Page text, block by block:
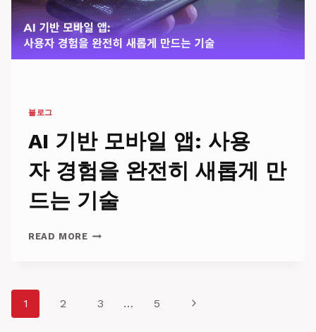
공
의
80%
결
블로그
AI 기반 모바일 앱: 사용
자 경험을 완전히 새롭게 만
드는 기술
READ MOREAI 기
자 경
Page
1 2 3 … 5
Next